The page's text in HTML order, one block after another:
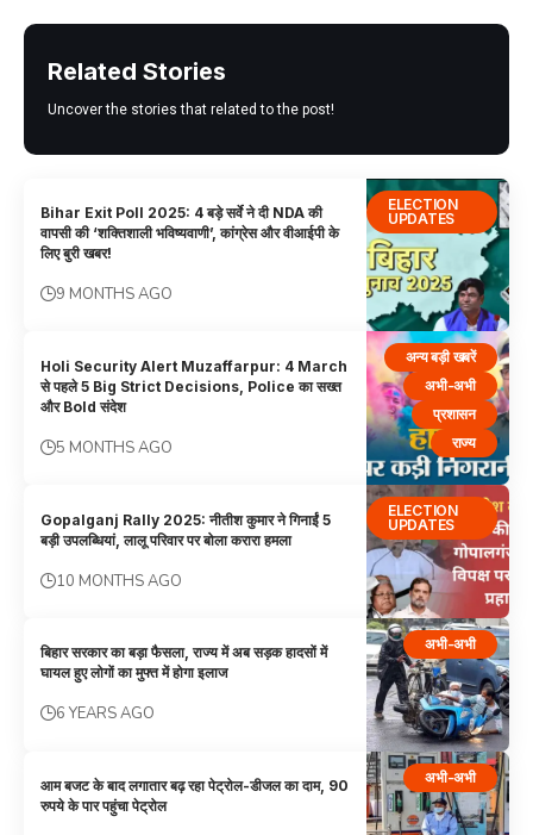
Related Stories
Uncover the stories that related to the post!
ELECTION
UPDATES
Bihar Exit Poll 2025: 4 बड़े सर्वे ने दी NDA की
वापसी की ‘शक्तिशाली भविष्यवाणी’, कांग्रेस और वीआईपी के
लिए बुरी खबर!
9 MONTHS AGO
अन्य बड़ी खबरें
अभी-अभी
प्रशासन
राज्य
Holi Security Alert Muzaffarpur: 4 March
से पहले 5 Big Strict Decisions, Police का सख्त
और Bold संदेश
5 MONTHS AGO
ELECTION
UPDATES
Gopalganj Rally 2025: नीतीश कुमार ने गिनाईं 5
बड़ी उपलब्धियां, लालू परिवार पर बोला करारा हमला
10 MONTHS AGO
अभी-अभी
बिहार सरकार का बड़ा फैसला, राज्य में अब सड़क हादसों में
घायल हुए लोगों का मुफ्त में होगा इलाज
6 YEARS AGO
अभी-अभी
आम बजट के बाद लगातार बढ़ रहा पेट्रोल-डीजल का दाम, 90
रुपये के पार पहुंचा पेट्रोल